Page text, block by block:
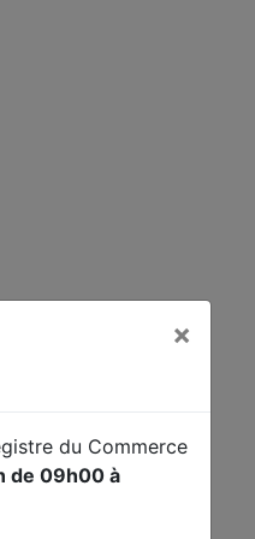
×
du Commerce
de 09h00 à